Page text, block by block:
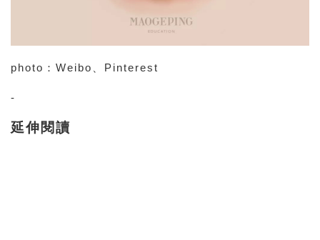
photo：Weibo、Pinterest
-
延伸閱讀